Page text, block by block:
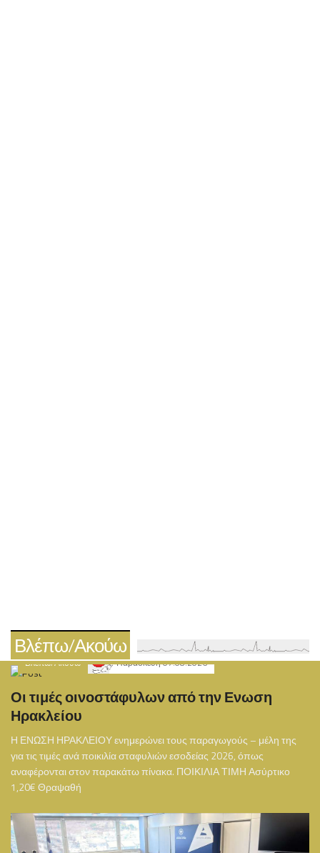
Βλέπω/Ακούω
Βλέπω/Ακούω Παρασκευή 07.08.2026
Οι τιμές οινοστάφυλων από την Ενωση
Ηρακλείου
Η ΕΝΩΣΗ ΗΡΑΚΛΕΙΟΥ ενημερώνει τους παραγωγούς – μέλη της
για τις τιμές ανά ποικιλία σταφυλιών εσοδείας 2026, όπως
αναφέρονται στον παρακάτω πίνακα. ΠΟΙΚΙΛΙΑ ΤΙΜΗ Ασύρτικο
1,20€ Θραψαθή